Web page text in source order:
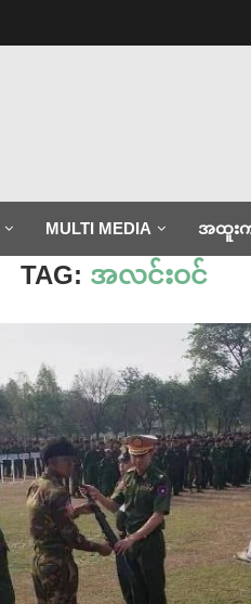
MULTI MEDIA အထူး
TAG: အလင်းဝင်